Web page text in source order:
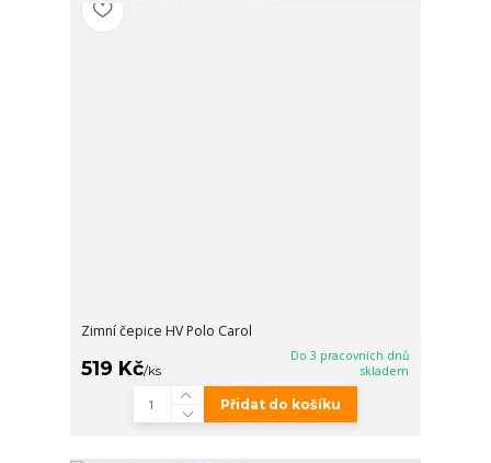
Zimní čepice HV Polo Carol
519 Kč/ks
Do 3 pracovních dnů
skladem
Přidat do košíku